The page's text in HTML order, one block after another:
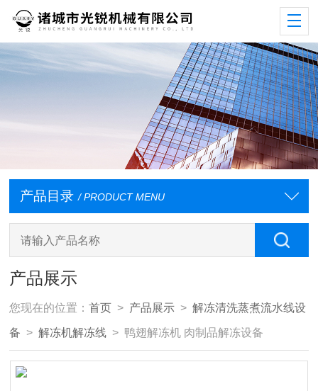
产品目录 / PRODUCT MENU
产品展示
您现在的位置：首页 > 产品展示 >解冻清洗蒸煮流水线设
备 >解冻机解冻线 > 鸭翅解冻机 肉制品解冻设备